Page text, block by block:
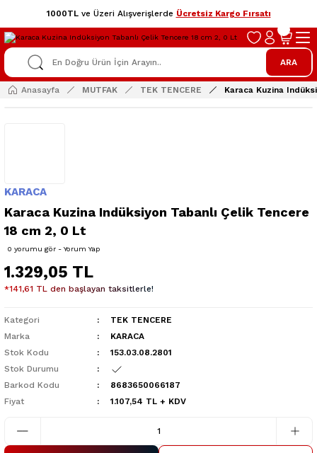
1000TLve Üzeri Alışverişlerde Ücretsiz Kargo Fırsatı
ARA
Anasayfa MUTFAK TEK TENCERE Karaca Kuzina
KARACA
Karaca Kuzina Indüksiyon Tabanlı Çelik Tencere
18 cm 2, 0 Lt
0 yorumu gör - Yorum Yap
1.329,05 TL
*141,61 TL den başlayan taksitlerle!
Kategori
TEK TENCERE
Marka
KARACA
Stok Kodu
153.03.08.2801
Stok Durumu
Barkod Kodu
8683650066187
Fiyat
1.107,54 TL + KDV